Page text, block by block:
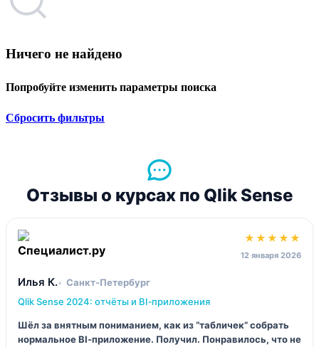
Ничего не найдено
Попробуйте изменить параметры поиска
Сбросить фильтры
Отзывы о курсах по Qlik Sense
★★★★★
12 января 2026
Илья К.
Санкт‑Петербург
Qlik Sense 2024: отчёты и BI‑приложения
Шёл за внятным пониманием, как из “табличек” собрать
нормальное BI‑приложение. Получил. Понравилось, что не